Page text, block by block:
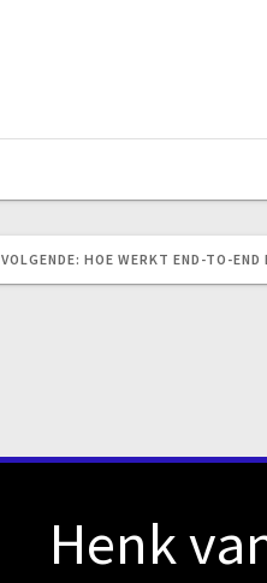
VOLGENDE: VOLGEND
HOE WERKT END-TO-END
Henk